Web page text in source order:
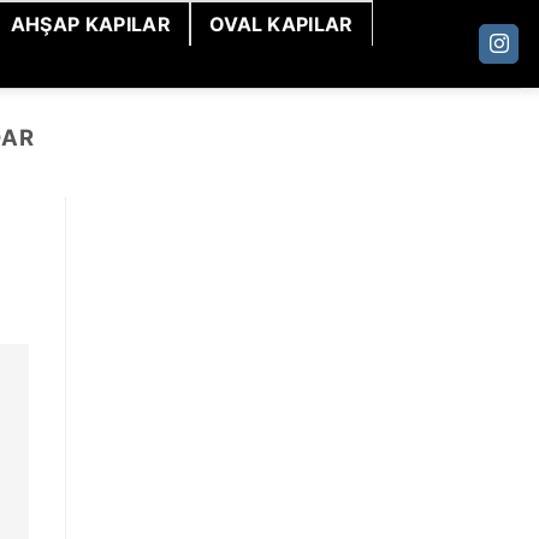
AHŞAP KAPILAR OVAL KAPILAR